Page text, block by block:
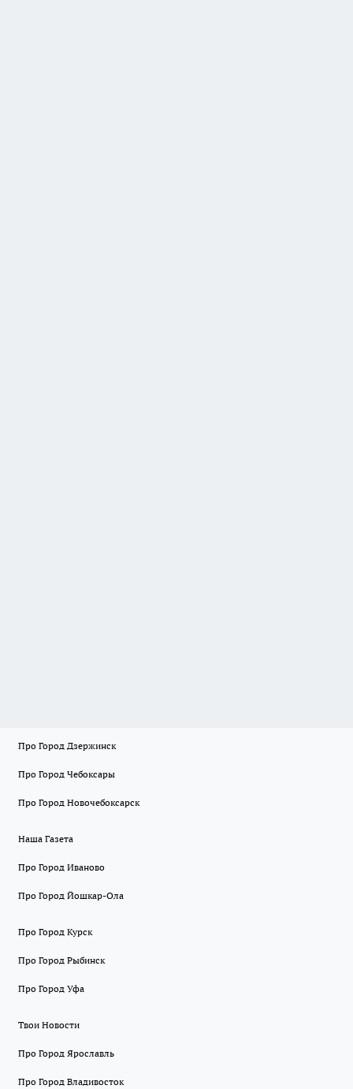
Про Город Дзержинск
Про Город Чебоксары
Про Город Новочебоксарск
Наша Газета
Про Город Иваново
Про Город Йошкар-Ола
Про Город Курск
Про Город Рыбинск
Про Город Уфа
Твои Новости
Про Город Ярославль
Про Город Владивосток